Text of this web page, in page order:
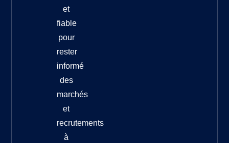
et
fiable
pour
rester
informé
des
marchés
et
recrutements
à